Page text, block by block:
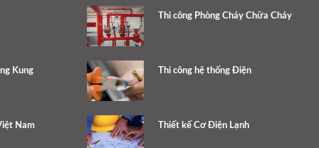
Kung
Nam
Thi công Phòng Cháy Chữa Cháy
Thi công hệ thống Điện
Thiết kế Cơ Điện Lạnh